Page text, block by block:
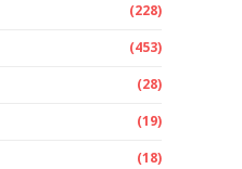
(228)
(453)
(28)
(19)
(18)